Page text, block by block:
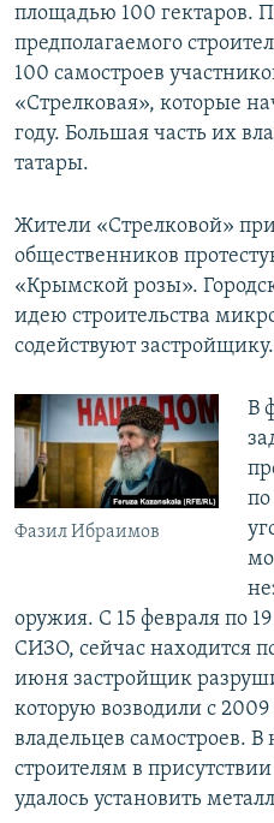
площадью 100 гектаров.
предполагаемого
100 самостроев
«Стрелковая», которые
году. Большая часть их
татары.
Жители «Стрелковой»
общественников
«Крымской розы».
идею строительства
содействуют застройщику.
Фазил Ибраимов
В
оружия. С 15 февраля по
СИЗО, сейчас находится
июня застройщик
которую возводили с 2009
владельцев самостроев. В
строителям в
удалось установить